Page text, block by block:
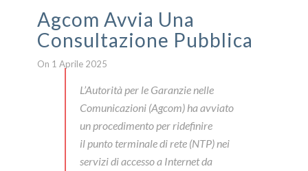
Agcom Avvia Una
Consultazione Pubblica
On 1 Aprile 2025
L’Autorità per le Garanzie nelle
Comunicazioni (Agcom) ha avviato
un procedimento per ridefinire
il punto terminale di rete (NTP) nei
servizi di accesso a Internet da